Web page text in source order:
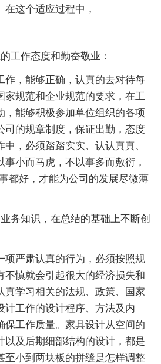
这个适应过程中，
作态度和勤奋敬业：
，能够正确，认真的去对待每
家规范和企业规范的要求，在工
，能够积极参加单位组织的各项
司的规章制度，保证出勤，态度
，必须踏踏实实、认认真真、
小而马虎，不以事多而敷衍，
都好，才能为公司的发展尽微薄
知识，在总结的基础上不断创
严肃认真的行为，必须按照规
不慎就会引起很大的经济损失和
真学习相关的法规、政策、国家
计工作的设计程序、方法及内
保工作质量。家具设计从空间的
以及后期细部结构的设计，都是
至小到两块板的拼缝是怎样调整